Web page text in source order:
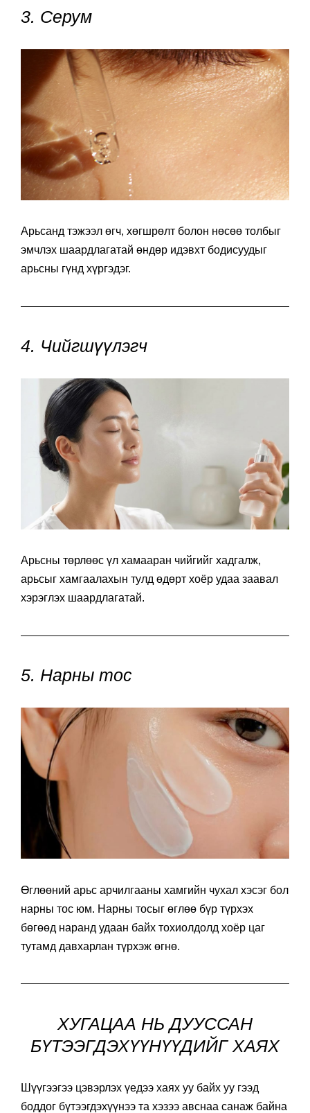
3. Серум
Арьсанд тэжээл өгч, хөгшрөлт болон нөсөө толбыг
эмчлэх шаардлагатай өндөр идэвхт бодисуудыг
арьсны гүнд хүргэдэг.
4. Чийгшүүлэгч
Арьсны төрлөөс үл хамааран чийгийг хадгалж,
арьсыг хамгаалахын тулд өдөрт хоёр удаа заавал
хэрэглэх шаардлагатай.
5. Нарны тос
Өглөөний арьс арчилгааны хамгийн чухал хэсэг бол
нарны тос юм. Нарны тосыг өглөө бүр түрхэх
бөгөөд наранд удаан байх тохиолдолд хоёр цаг
тутамд давхарлан түрхэж өгнө.
ХУГАЦАА НЬ ДУУССАН
БҮТЭЭГДЭХҮҮНҮҮДИЙГ ХАЯХ
Шүүгээгээ цэвэрлэх үедээ хаях уу байх уу гээд
боддог бүтээгдэхүүнээ та хэзээ авснаа санаж байна